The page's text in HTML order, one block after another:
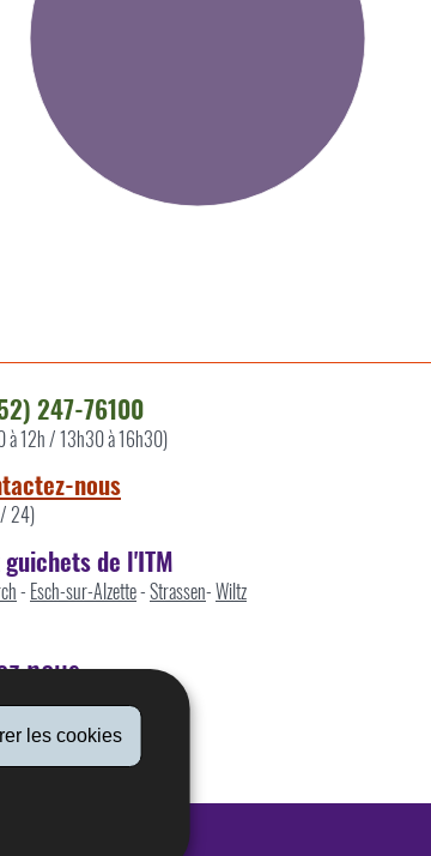
les cookies
247-76100
à 12h / 13h30 à 16h30)
nous
24)
guichets de l'ITM
- Esch-sur-Alzette-Strassen-Wiltz
nous